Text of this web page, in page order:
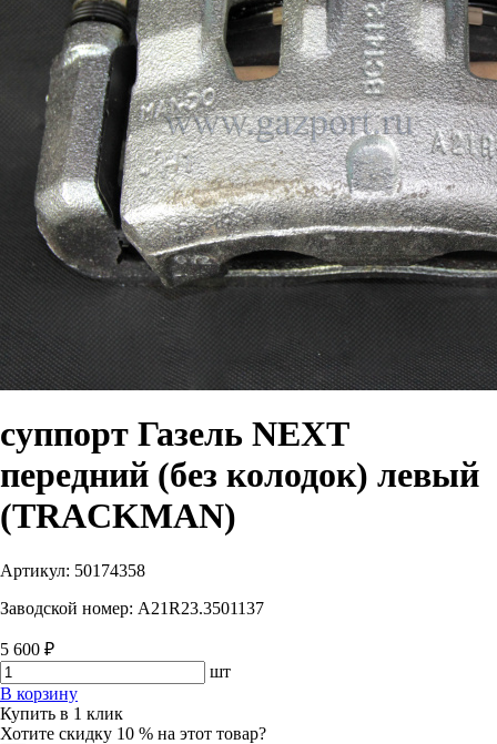
суппорт Газель NEXT
передний (без колодок) левый
(TRACKMAN)
Артикул: 50174358
Заводской номер: A21R23.3501137
5 600 ₽
шт
В корзину
Купить в 1 клик
Хотите скидку 10 % на этот товар?